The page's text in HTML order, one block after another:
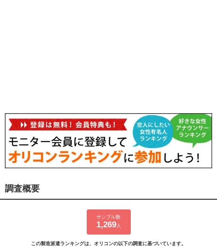
調査概要
サンプル数
1,269人
この製造派遣ランキングは、オリコンの以下の調査に基づいています。